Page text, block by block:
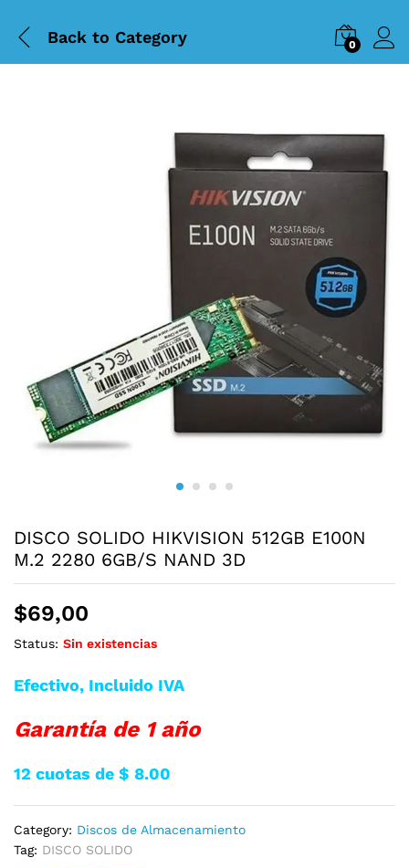
Back to Category 0
DISCO SOLIDO HIKVISION 512GB E100N
M.2 2280 6GB/S NAND 3D
$69,00
Status: Sin existencias
Efectivo, Incluido IVA
Garantía de 1 año
12 cuotas de $ 8.00
Category: Discos de Almacenamiento
Tag: DISCO SOLIDO